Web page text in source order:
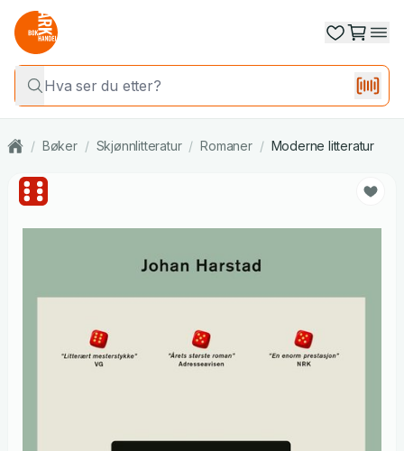
/ Bøker / Skjønnlitteratur / Romaner / Moderne litteratur